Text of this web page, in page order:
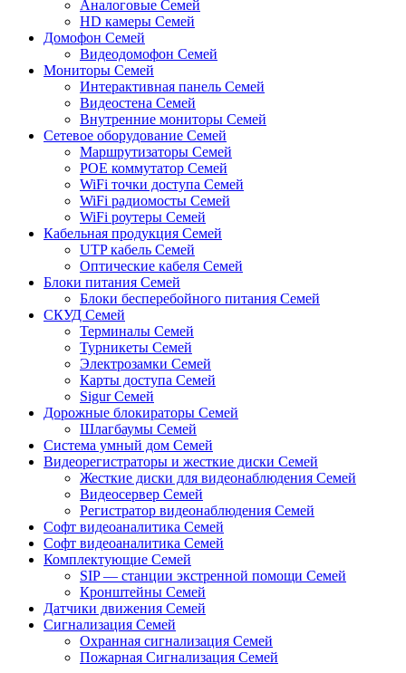
Аналоговые Семей
HD камеры Семей
Домофон Семей
Видеодомофон Семей
Мониторы Семей
Интерактивная панель Семей
Видеостена Семей
Внутренние мониторы Семей
Сетевое оборудование Семей
Маршрутизаторы Семей
POE коммутатор Семей
WiFi точки доступа Семей
WiFi радиомосты Семей
WiFi роутеры Семей
Кабельная продукция Семей
UTP кабель Семей
Оптические кабеля Семей
Блоки питания Семей
Блоки бесперебойного питания Семей
СКУД Семей
Терминалы Семей
Турникеты Семей
Электрозамки Семей
Карты доступа Семей
Sigur Семей
Дорожные блокираторы Семей
Шлагбаумы Семей
Система умный дом Семей
Видеорегистраторы и жесткие диски Семей
Жесткие диски для видеонаблюдения Семей
Видеосервер Семей
Регистратор видеонаблюдения Семей
Софт видеоаналитика Семей
Софт видеоаналитика Семей
Комплектующие Семей
SIP — станции экстренной помощи Семей
Кронштейны Семей
Датчики движения Семей
Сигнализация Семей
Охранная сигнализация Семей
Пожарная Сигнализация Семей